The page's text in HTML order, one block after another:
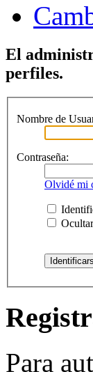
El
perfiles.
Nombre de
Contraseña:
Olvidé mi
Para